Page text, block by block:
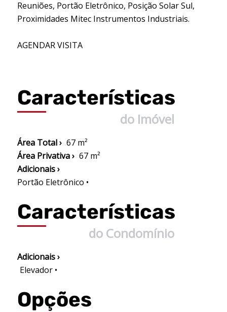
Reuniões, Portão Eletrônico, Posição Solar Sul,
Proximidades Mitec Instrumentos Industriais.
AGENDAR VISITA
Características
do Imóvel
Área Total › 67 m²
Área Privativa › 67 m²
Adicionais ›
Portão Eletrônico •
Características
do Condomínio
Adicionais ›
Elevador •
Opções